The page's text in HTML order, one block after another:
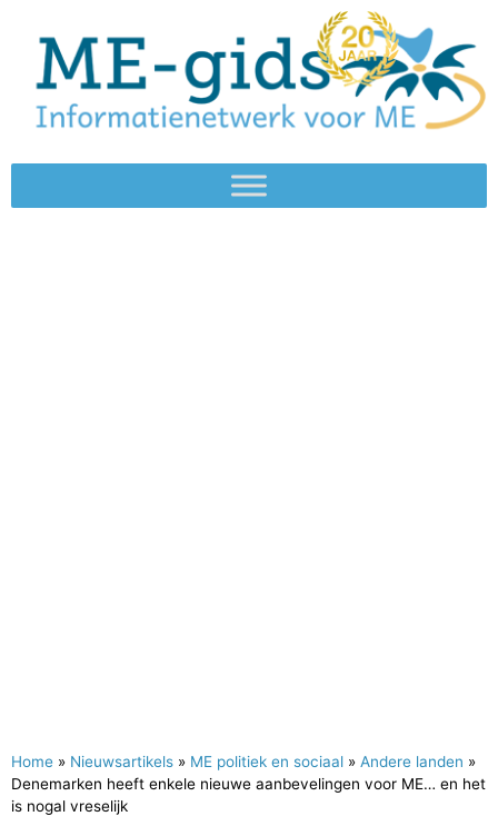
Home » Nieuwsartikels » ME politiek en sociaal » Andere landen »
Denemarken heeft enkele nieuwe aanbevelingen voor ME… en het
is nogal vreselijk